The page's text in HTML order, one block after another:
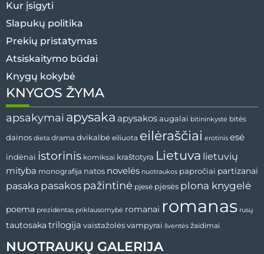
Kur įsigyti
Slapukų politika
Prekių pristatymas
Atsiskaitymo būdai
Knygų kokybė
NUOTRAUKŲ GALERIJA
KNYGOS ŽYMA
apsakymai apysaka apysakos augalai bitininkystė bitės
dainos dieta drama dvikalbė eiliuota eilėraščiai erotinis esė
indėnai istorinis komiksai kraštotyra Lietuva lietuvių
mityba monografija natos novelės nuotraukos papročiai partizanai
pasaka pasakos pažintinė pjesė pjesės plona knygelė
poema prezidentas priklausomybė romanai romanas rusų
tautosaka trilogija vaistažolėsvampyrai šventės žaidimai